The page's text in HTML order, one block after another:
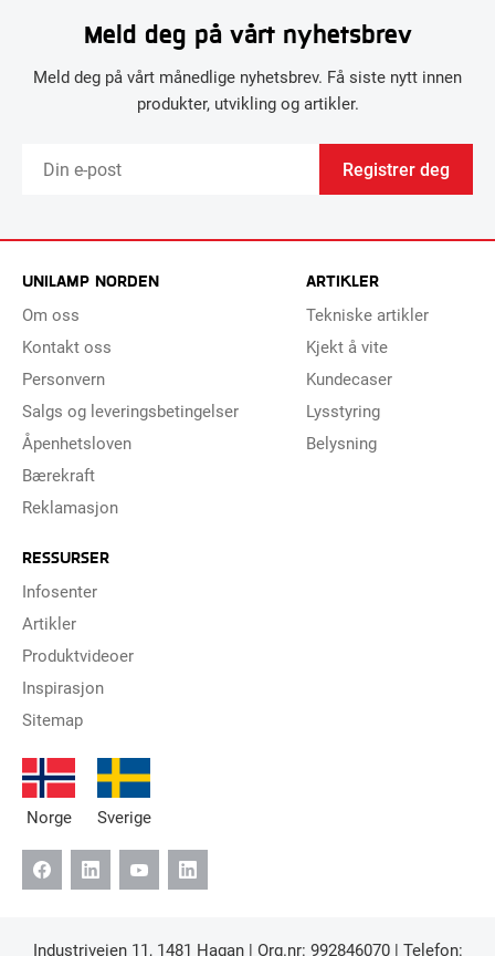
Meld deg på vårt nyhetsbrev
Meld deg på vårt månedlige nyhetsbrev. Få siste nytt innen
produkter, utvikling og artikler.
Registrer deg
UNILAMP NORDEN
Om oss
Kontakt oss
Personvern
Salgs og leveringsbetingelser
Åpenhetsloven
Bærekraft
Reklamasjon
ARTIKLER
Tekniske artikler
Kjekt å vite
Kundecaser
Lysstyring
Belysning
RESSURSER
Infosenter
Artikler
Produktvideoer
Inspirasjon
Sitemap
Norge Sverige
Industriveien 11, 1481 Hagan | Org.nr: 992846070 | Telefon: